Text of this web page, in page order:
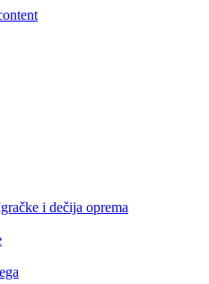
i dečija oprema